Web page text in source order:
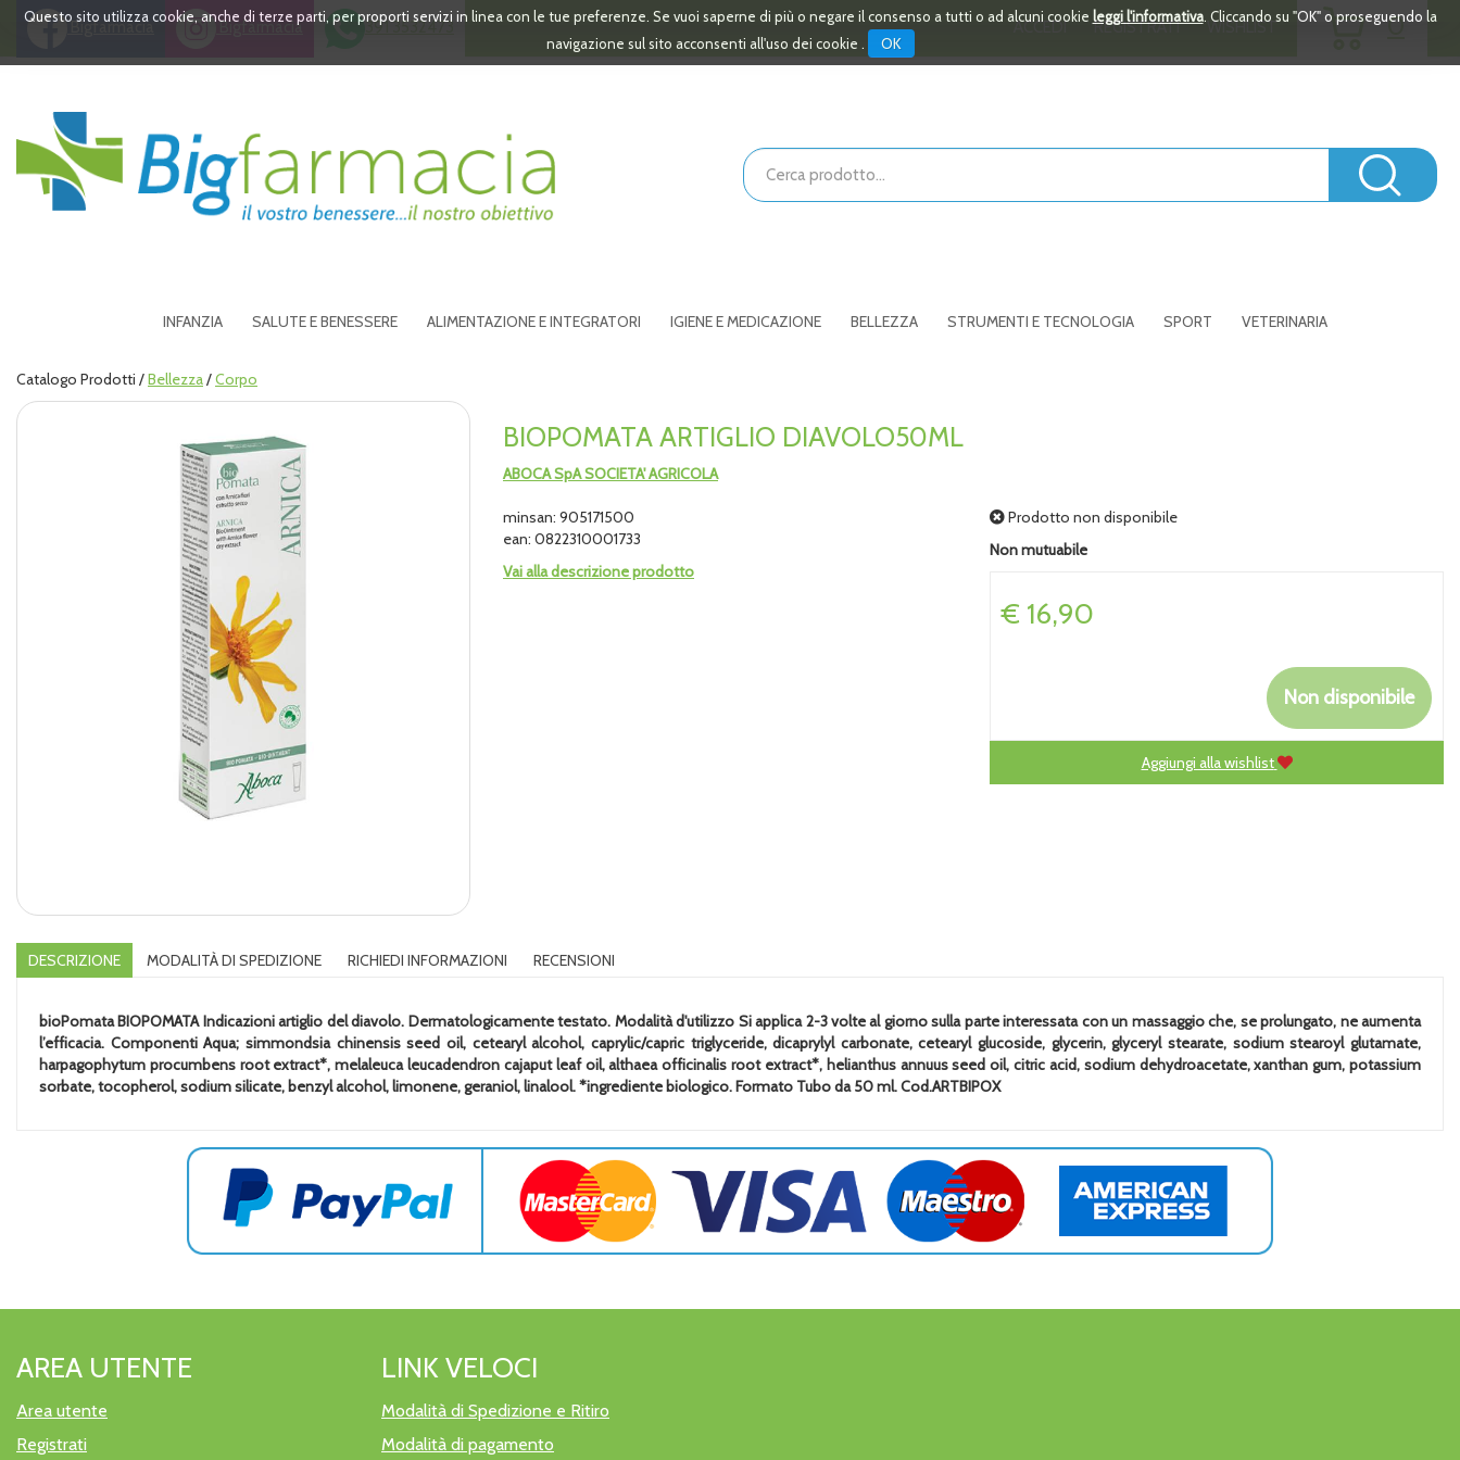
PassaQuesto sito utilizza cookie, anche di terze parti, per proporti servizi in linea con le tue preferenze. Se vuoi saperne di più o negare il consenso a tutti o ad alcuni cookie leggi l'informativa. Cliccando su "OK" o proseguendo la
navigazione sul sito acconsenti all'uso dei cookie .
OK
Bigfarmacia Bigfarmacia 391 3532473 ACCEDI REGISTRATI WISHLIST 0
ARTICOLI
Bigfarmacia
Cerca
Prodotto
INFANZIA SALUTE E BENESSERE ALIMENTAZIONE E INTEGRATORI IGIENE E MEDICAZIONE BELLEZZA STRUMENTI E TECNOLOGIA SPORT VETERINARIA
Catalogo Prodotti /Bellezza/Corpo
BIOPOMATA ARTIGLIO DIAVOLO50ML
ABOCA SpA SOCIETA' AGRICOLA
minsan: 905171500
ean: 0822310001733
Vai alla descrizione prodotto
Prodotto non disponibile
Non mutuabile
Prezzo
€ 16,90
Non disponibile
Aggiungi alla wishlist
DESCRIZIONE MODALITÀ DI SPEDIZIONE RICHIEDI INFORMAZIONI RECENSIONI
bioPomata BIOPOMATA Indicazioni artiglio del diavolo. Dermatologicamente testato. Modalità d'utilizzo Si applica 2-3 volte al giorno sulla parte interessata con un massaggio che, se prolungato, ne aumenta
l’efficacia. Componenti Aqua; simmondsia chinensis seed oil, cetearyl alcohol, caprylic/capric triglyceride, dicaprylyl carbonate, cetearyl glucoside, glycerin, glyceryl stearate, sodium stearoyl glutamate,
harpagophytum procumbens root extract*, melaleuca leucadendron cajaput leaf oil, althaea officinalis root extract*, helianthus annuus seed oil, citric acid, sodium dehydroacetate, xanthan gum, potassium
sorbate, tocopherol, sodium silicate, benzyl alcohol, limonene, geraniol, linalool. *ingrediente biologico. Formato Tubo da 50 ml. Cod.ARTBIPOX
AREA UTENTE
Area utente
Registrati
LINK VELOCI
Modalità di Spedizione e Ritiro
Modalità di pagamento